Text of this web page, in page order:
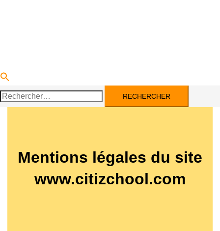
Rechercher :
Mentions légales du site
www.citizchool.com